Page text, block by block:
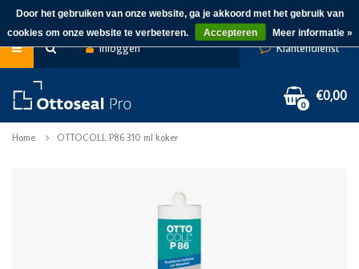
Inloggen Klantendienst
0
€0,00
Home OTTOCOLL P86 310 ml koker
Door het gebruiken van onze website, ga je akkoord met het gebruik van
cookies om onze website te verbeteren.
Accepteren Meer informatie »